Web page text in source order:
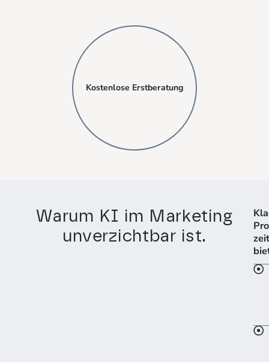
Kostenlose Erstberatung
Warum KI im Marketing
unverzichtbar ist.